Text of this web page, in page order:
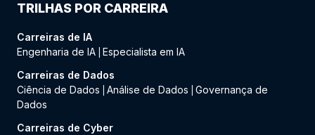
TRILHAS POR CARREIRA
Carreiras de IA
Engenharia de IA Especialista em IA
Carreiras de Dados
Ciência de Dados
Análise de Dados
Governança de
Dados
Carreiras de Cyber